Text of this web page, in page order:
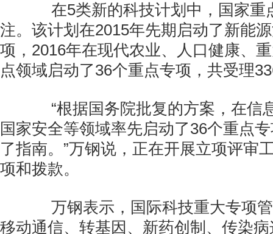
在5类新的科技计划中，国家重
注。该计划在2015年先期启动了新能
项，2016年在现代农业、人口健康、
点领域启动了36个重点专项，共受理
“根据国务院批复的方案，在信
国家安全等领域率先启动了36个重点
了指南。”万钢说，正在开展立项评审
项和拨款。
万钢表示，国际科技重大专项管
移动通信、转基因、新药创制、传染